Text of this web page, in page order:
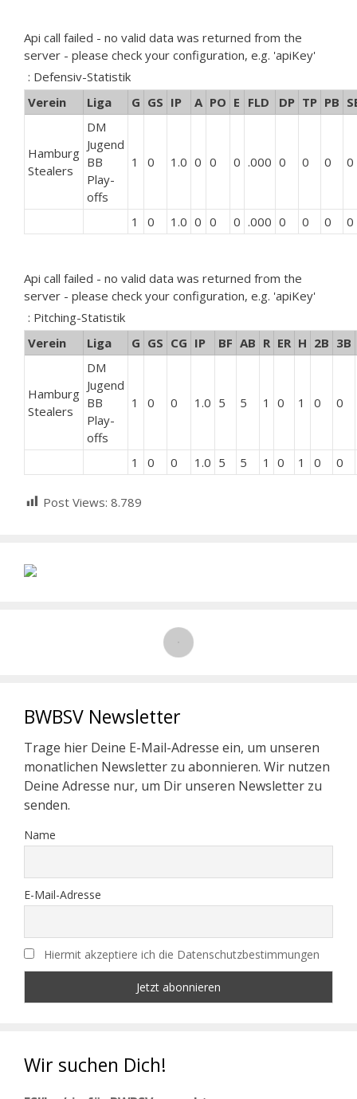
Api call failed - no valid data was returned from the
server - please check your configuration, e.g. 'apiKey'
: Defensiv-Statistik
Verein
Liga G GS IP A PO E FLD DP TP PB
Hamburg
Stealers
DM
Jugend
BB
Play-
offs
1 0 1.0 0 0 0 .000 0 0 0 0
1 0 1.0 0 0 0 .000 0 0 0 0
Api call failed - no valid data was returned from the
server - please check your configuration, e.g. 'apiKey'
: Pitching-Statistik
Verein
Liga G GS CG IP BF AB R ER H 2B 3B
Hamburg
Stealers
DM
Jugend
BB
Play-
offs
1 0 0 1.0 5 5 1 0 1 0 0
1 0 0 1.0 5 5 1 0 1 0 0
Post Views: 8.789
BWBSV Newsletter
Trage hier Deine E-Mail-Adresse ein, um unseren
monatlichen Newsletter zu abonnieren. Wir nutzen
Deine Adresse nur, um Dir unseren Newsletter zu
senden.
Name
E-Mail-Adresse
Hiermit akzeptiere ich die Datenschutzbestimmungen
Wir suchen Dich!